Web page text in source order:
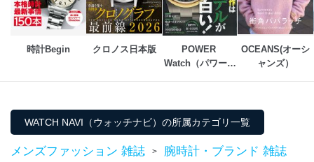
代表取締役会長 西野 伸一郎
個人情報の取扱いについて
１．個人情報保護管理者
当社は以下の個人情報保護管理者を設置し、個人情報保
用・提供・管理いたします。
東京都渋谷区南平台町16-11
株式会社富士山マガジンサービス
時計Begin クロノス日本版
POWER
Watch（パワーウ
OCEANS(オーシ
ャンズ）
WATCH NAVI（ウォッチナビ）の所属カテゴリ一覧
メンズファッション 雑誌 > 腕時計・ブランド 雑誌